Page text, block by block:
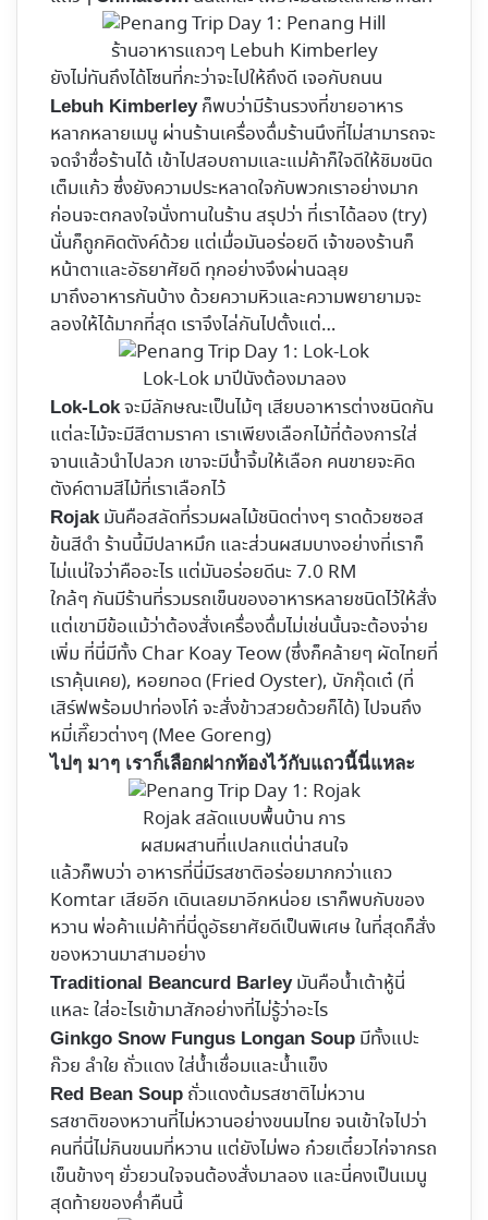
ร้านอาหารแถวๆ Lebuh Kimberley
ยังไม่ทันถึงได้โซนที่กะว่าจะไปให้ถึงดี เจอกับถนน
Lebuh Kimberleyก็พบว่ามีร้านรวงที่ขายอาหาร
หลากหลายเมนู ผ่านร้านเครื่องดื่มร้านนึงที่ไม่สามารถจะ
จดจำชื่อร้านได้ เข้าไปสอบถามและแม่ค้าก็ใจดีให้ชิมชนิด
เต็มแก้ว ซึ่งยังความประหลาดใจกับพวกเราอย่างมาก
ก่อนจะตกลงใจนั่งทานในร้าน สรุปว่า ที่เราได้ลอง (try)
นั่นก็ถูกคิดตังค์ด้วย แต่เมื่อมันอร่อยดี เจ้าของร้านก็
หน้าตาและอัธยาศัยดี ทุกอย่างจึงผ่านฉลุย
มาถึงอาหารกันบ้าง ด้วยความหิวและความพยายามจะ
ลองให้ได้มากที่สุด เราจึงไล่กันไปตั้งแต่…
Lok-Lok มาปีนังต้องมาลอง
Lok-Lokจะมีลักษณะเป็นไม้ๆ เสียบอาหารต่างชนิดกัน
แต่ละไม้จะมีสีตามราคา เราเพียงเลือกไม้ที่ต้องการใส่
จานแล้วนำไปลวก เขาจะมีน้ำจิ้มให้เลือก คนขายจะคิด
ตังค์ตามสีไม้ที่เราเลือกไว้
Rojakมันคือสลัดที่รวมผลไม้ชนิดต่างๆ ราดด้วยซอส
ข้นสีดำ ร้านนี้มีปลาหมึก และส่วนผสมบางอย่างที่เราก็
ไม่แน่ใจว่าคืออะไร แต่มันอร่อยดีนะ 7.0 RM
ใกล้ๆ กันมีร้านที่รวมรถเข็นของอาหารหลายชนิดไว้ให้สั่ง
แต่เขามีข้อแม้ว่าต้องสั่งเครื่องดื่มไม่เช่นนั้นจะต้องจ่าย
เพิ่ม ที่นี่มีทั้ง Char Koay Teow (ซึ่งก็คล้ายๆ ผัดไทยที่
เราคุ้นเคย), หอยทอด (Fried Oyster), บักกุ๊ดเต๋ (ที่
เสิร์ฟพร้อมปาท่องโก๋ จะสั่งข้าวสวยด้วยก็ได้) ไปจนถึง
หมี่เกี๊ยวต่างๆ (Mee Goreng)
ไปๆ มาๆ เราก็เลือกฝากท้องไว้กับแถวนี้นี่แหละ
Rojak สลัดแบบพื้นบ้าน การ
ผสมผสานที่แปลกแต่น่าสนใจ
แล้วก็พบว่า อาหารที่นี่มีรสชาติอร่อยมากกว่าแถว
Komtar เสียอีก เดินเลยมาอีกหน่อย เราก็พบกับของ
หวาน พ่อค้าแม่ค้าที่นี่ดูอัธยาศัยดีเป็นพิเศษ ในที่สุดก็สั่ง
ของหวานมาสามอย่าง
Traditional Beancurd Barleyมันคือน้ำเต้าหู้นี่
แหละ ใส่อะไรเข้ามาสักอย่างที่ไม่รู้ว่าอะไร
Ginkgo Snow Fungus Longan Soup มีทั้งแปะ
ก๊วย ลำใย ถั่วแดง ใส่น้ำเชื่อมและน้ำแข็ง
Red Bean Soup ถั่วแดงต้มรสชาติไม่หวาน
รสชาติของหวานที่ไม่หวานอย่างขนมไทย จนเข้าใจไปว่า
คนที่นี่ไม่กินขนมที่หวาน แต่ยังไม่พอ ก๋วยเตี๋ยวไก่จากรถ
เข็นข้างๆ ยั่วยวนใจจนต้องสั่งมาลอง และนี่คงเป็นเมนู
สุดท้ายของค่ำคืนนี้